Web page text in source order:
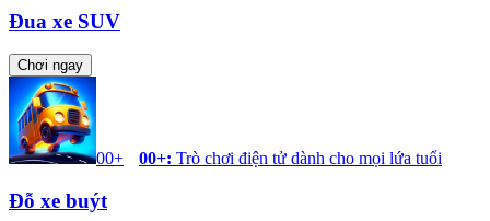
Đua xe SUV
Chơi ngay
00+ 00+: Trò chơi điện tử dành cho mọi lứa tuổi
Đỗ xe buýt